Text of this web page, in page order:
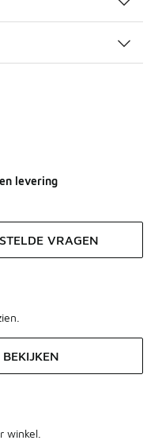
levering
VRAGEN
winkel.